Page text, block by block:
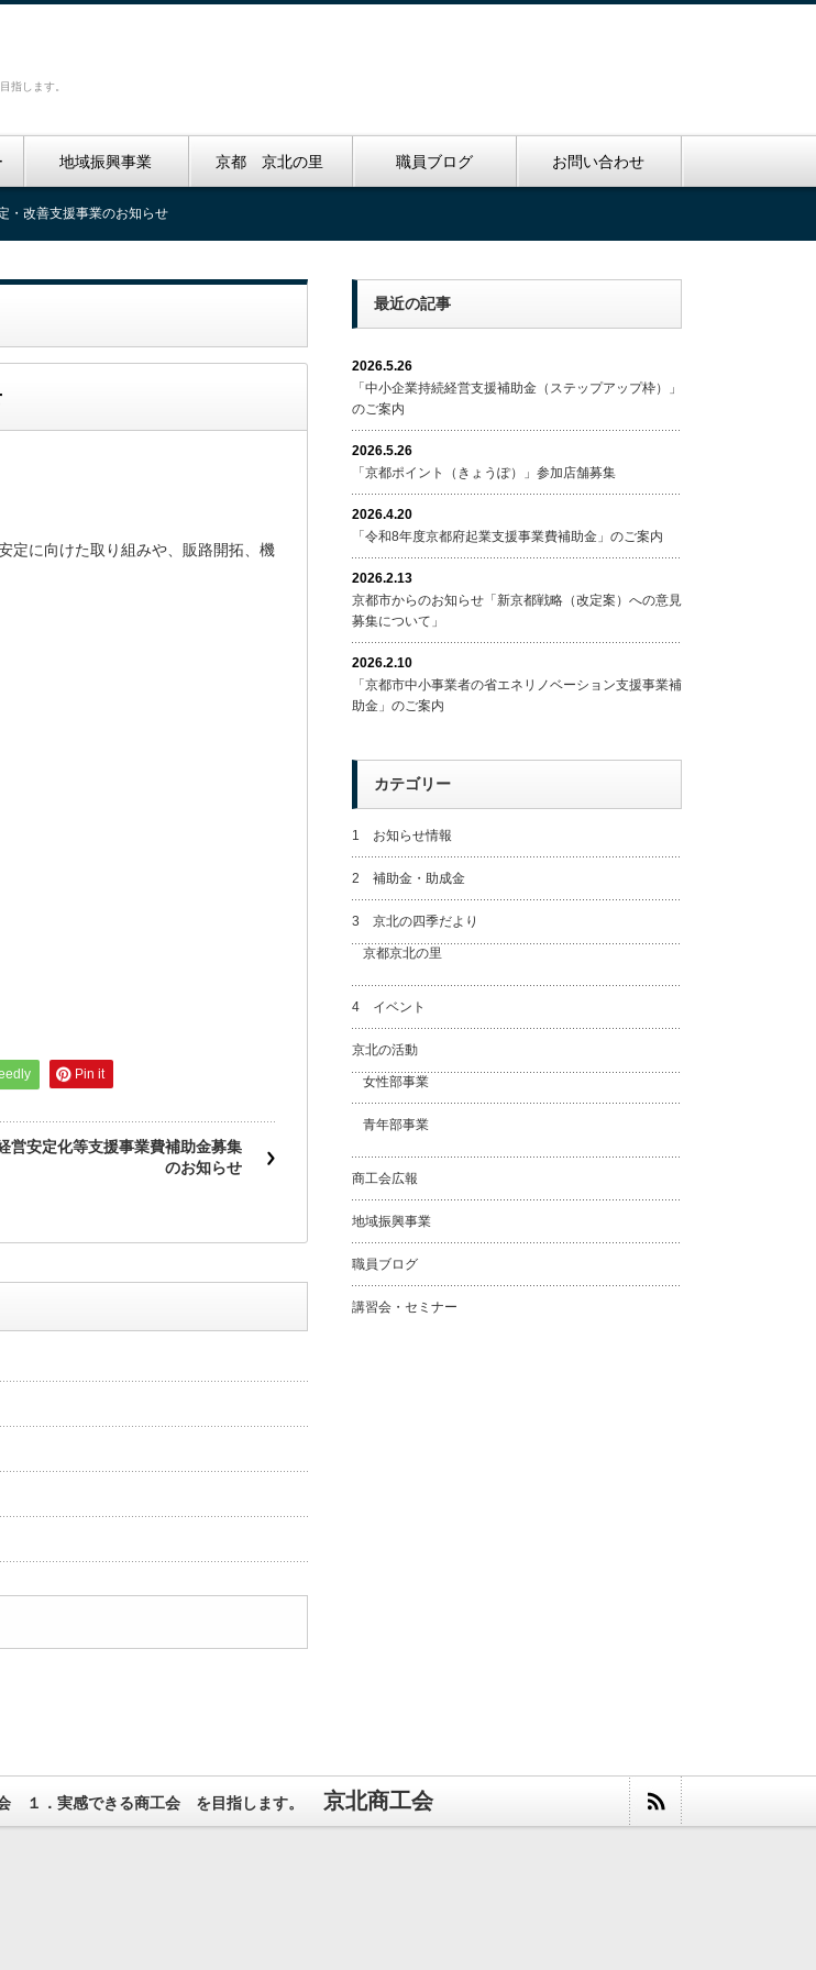
します。
地域振興事業 京都 京北の里 職員ブログ お問い合わせ
・改善支援事業のお知らせ
定に向けた取り組みや、販路開拓、機
Pin it
営安定化等支援事業費補助金募集
のお知らせ
最近の記事
2026.5.26
「中小企業持続経営支援補助金（ステップアップ枠）」
のご案内
2026.5.26
「京都ポイント（きょうぽ）」参加店舗募集
2026.4.20
「令和8年度京都府起業支援事業費補助金」のご案内
2026.2.13
京都市からのお知らせ「新京都戦略（改定案）への意見
募集について」
2026.2.10
「京都市中小事業者の省エネリノベーション支援事業補
助金」のご案内
カテゴリー
1 お知らせ情報
2 補助金・助成金
3 京北の四季だより
京都京北の里
4 イベント
京北の活動
女性部事業
青年部事業
商工会広報
地域振興事業
職員ブログ
講習会・セミナー
１．実感できる商工会 を目指します。 京北商工会